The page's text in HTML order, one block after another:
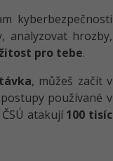
kyberbezpečnosti
analyzovat hrozby,
pro tebe.
, můžeš začít v
používané v
atakují100 tisíc